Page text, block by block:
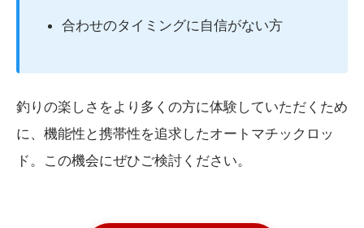
合わせのタイミングに自信がない方
釣りの楽しさをより多くの方に体験していただくため
に、機能性と携帯性を追求したオートマチックロッ
ド。この機会にぜひご検討ください。